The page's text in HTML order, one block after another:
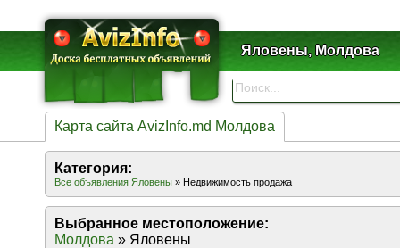
Яловены, Молдова
Карта сайта AvizInfo.md Молдова
Категория:
Все объявления Яловены » Недвижимость продажа
Выбранное местоположение:
Молдова » Яловены